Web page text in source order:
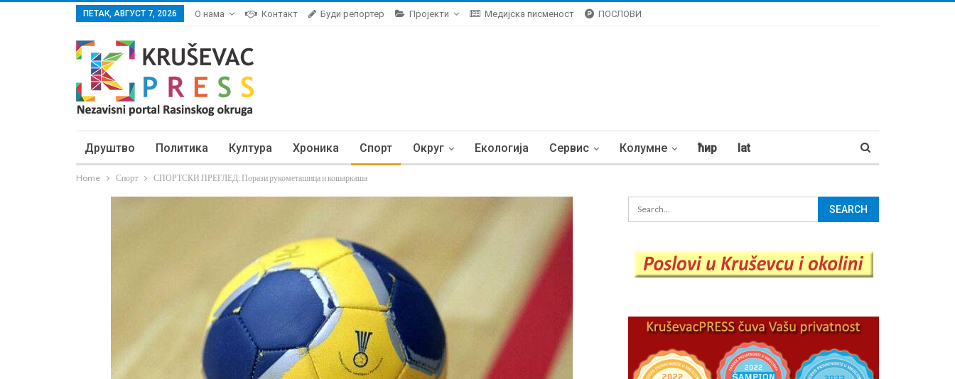
ПЕТАК, АВГУСТ 7, 2026 О нама Контакт Буди репортер Пројекти Медијска писменост ПОСЛОВИ
Друштво Политика Култура Хроника Спорт Округ Екологија Сервис Колумне ћир lat
Home Спорт СПОРТСКИ ПРЕГЛЕД: Порази рукометашица и кошаркаша